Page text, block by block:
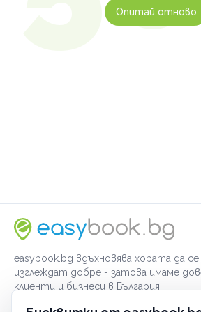
Опитай отново
easybook.bg вдъхновява хората да
изглеждат добре - затова имаме
клиенти и бизнеси в България!